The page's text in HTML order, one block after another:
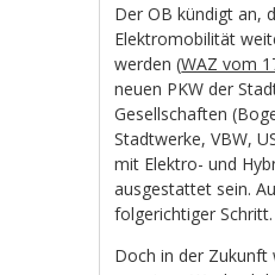
Der OB kündigt an,
Elektromobilität
werden (WAZ vom
neuen PKW der
Gesellschaften
Stadtwerke, VBW,
mit Elektro- und
ausgestattet sein.
folgerichtiger Schritt.
Doch in der Zukunft